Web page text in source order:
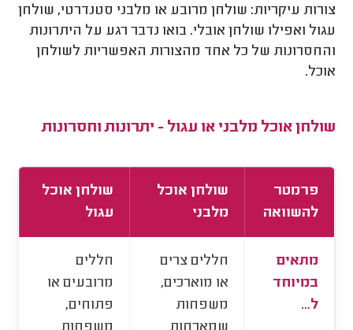
צורות עיקריות: שולחן מרובע או מלבני סטנדרטי, שולחן
עגול ואפילו שולחן אובלי. בואו נדבר רגע על היתרונות
והחסרונות של כל אחד מהצורות האפשריות לשולחן
אוכל.
שולחן אוכל מלבני או עגול - יתרונות וחסרונות
פרמטר
להשוואה
שולחן אוכל
מלבני
שולחן אוכל
עגול
מתאים
במיוחד
ל...
חללים צרים
או מוארכים,
משפחות
חללים
מרובעים או
פתוחים,